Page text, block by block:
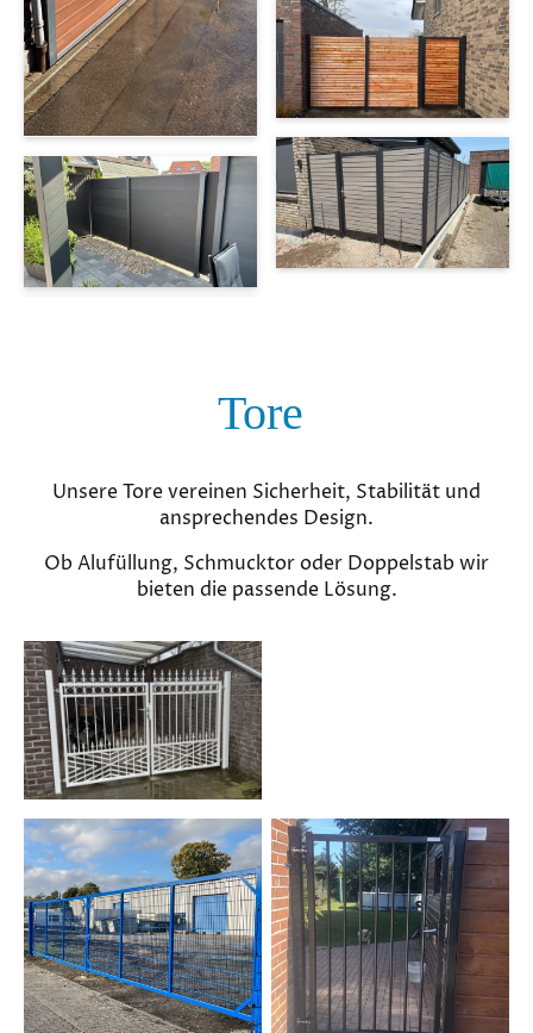
Tore
Unsere Tore vereinen Sicherheit, Stabilität und
ansprechendes Design.
Ob Alufüllung, Schmucktor oder Doppelstab wir
bieten die passende Lösung.